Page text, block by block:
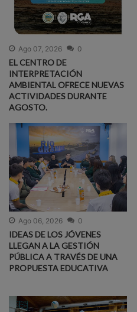
Ago 07, 2026 0
EL CENTRO DE
INTERPRETACIÓN
AMBIENTAL OFRECE NUEVAS
ACTIVIDADES DURANTE
AGOSTO.
Ago 06, 2026 0
IDEAS DE LOS JÓVENES
LLEGAN A LA GESTIÓN
PÚBLICA A TRAVÉS DE UNA
PROPUESTA EDUCATIVA